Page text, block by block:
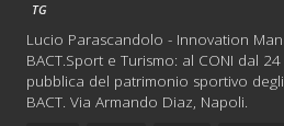
TG
Lucio Parascandolo - Innovation
BACT.Sport e Turismo: al CONI dal
pubblica del patrimonio sportivo
BACT. Via Armando Diaz, Napoli.